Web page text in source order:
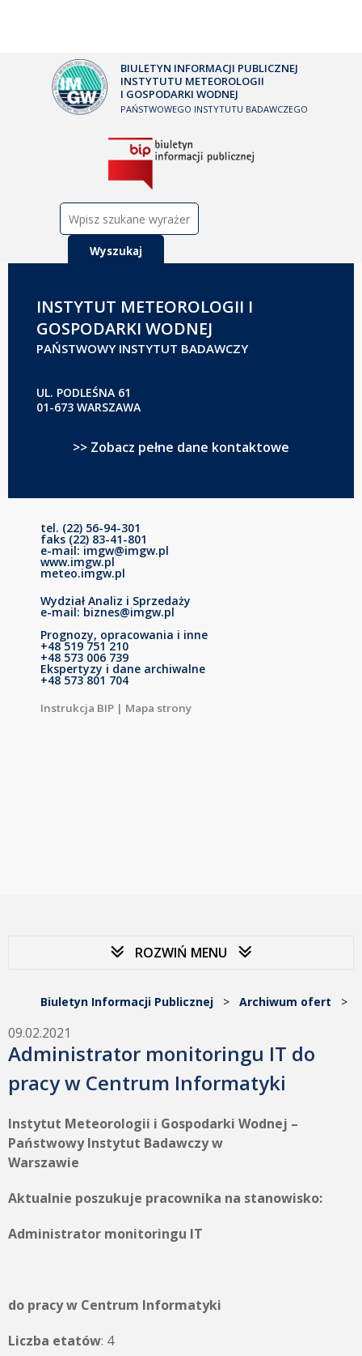
BIULETYN INFORMACJI PUBLICZNEJ
INSTYTUTU METEOROLOGII
I GOSPODARKI WODNEJ
PAŃSTWOWEGO INSTYTUTU BADAWCZEGO
INSTYTUT METEOROLOGII I
GOSPODARKI WODNEJ
PAŃSTWOWY INSTYTUT BADAWCZY
UL. PODLEŚNA 61
01-673 WARSZAWA
>> Zobacz pełne dane kontaktowe
tel. (22) 56-94-301
faks (22) 83-41-801
e-mail: imgw@imgw.pl
www.imgw.pl
meteo.imgw.pl
Wydział Analiz i Sprzedaży
e-mail: biznes@imgw.pl
Prognozy, opracowania i inne
+48 519 751 210
+48 573 006 739
Ekspertyzy i dane archiwalne
+48 573 801 704
Instrukcja BIP | Mapa strony
ROZWIŃ MENU
Biuletyn Informacji Publicznej > Archiwum ofert >
09.02.2021
Administrator monitoringu IT do
pracy w Centrum Informatyki
Instytut Meteorologii i Gospodarki Wodnej –
Państwowy Instytut Badawczy w
Warszawie
Aktualnie poszukuje pracownika na stanowisko:
Administrator monitoringu IT
do pracy w Centrum Informatyki
Liczba etatów: 4